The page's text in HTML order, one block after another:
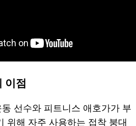
이점
선수와 피트니스 애호가가 부
위해 자주 사용하는 접착 붕대